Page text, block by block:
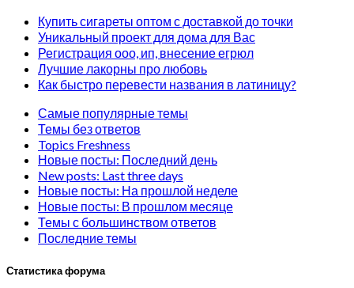
Купить сигареты оптом с доставкой до точки
Уникальный проект для дома для Вас
Регистрация ооо, ип, внесение егрюл
Лучшие лакорны про любовь
Как быстро перевести названия в латиницу?
Самые популярные темы
Темы без ответов
Topics Freshness
Новые посты: Последний день
New posts: Last three days
Новые посты: На прошлой неделе
Новые посты: В прошлом месяце
Темы с большинством ответов
Последние темы
Статистика форума